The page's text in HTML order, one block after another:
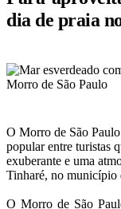
dia de praia
O Morro de São
popular entre turistas
exuberante e uma
Tinharé, no município
O Morro de São